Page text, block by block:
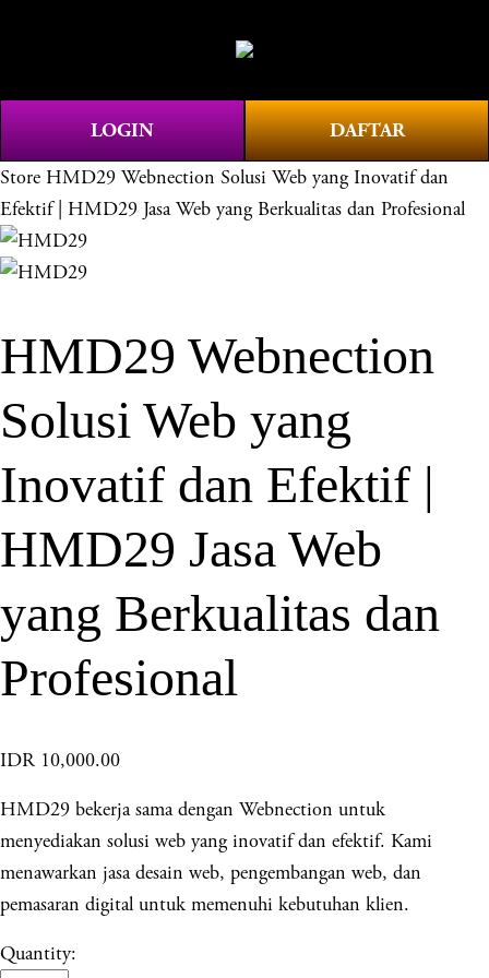
e
n
u
LOGIN DAFTAR
Store HMD29 Webnection Solusi Web yang Inovatif dan
Efektif | HMD29 Jasa Web yang Berkualitas dan Profesional
HMD29 Webnection
Solusi Web yang
Inovatif dan Efektif |
HMD29 Jasa Web
yang Berkualitas dan
Profesional
IDR 10,000.00
HMD29 bekerja sama dengan Webnection untuk
menyediakan solusi web yang inovatif dan efektif. Kami
menawarkan jasa desain web, pengembangan web, dan
pemasaran digital untuk memenuhi kebutuhan klien.
Quantity: